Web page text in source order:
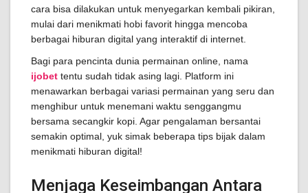
cara bisa dilakukan untuk menyegarkan kembali pikiran,
mulai dari menikmati hobi favorit hingga mencoba
berbagai hiburan digital yang interaktif di internet.
Bagi para pencinta dunia permainan online, nama
ijobet tentu sudah tidak asing lagi. Platform ini
menawarkan berbagai variasi permainan yang seru dan
menghibur untuk menemani waktu senggangmu
bersama secangkir kopi. Agar pengalaman bersantai
semakin optimal, yuk simak beberapa tips bijak dalam
menikmati hiburan digital!
Menjaga Keseimbangan Antara